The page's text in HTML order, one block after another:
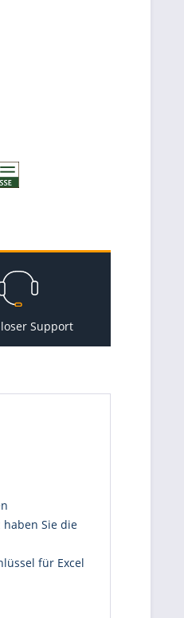
Support
Sie die
für Excel